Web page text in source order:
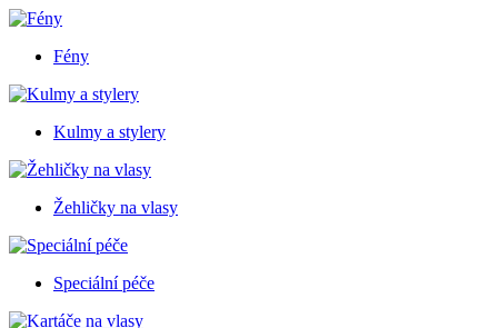
Fény
Kulmy a stylery
Žehličky na vlasy
Speciální péče